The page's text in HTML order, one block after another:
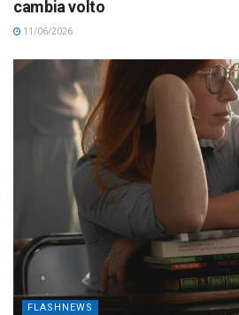
cambia volto
11/06/2026
FLASHNEWS